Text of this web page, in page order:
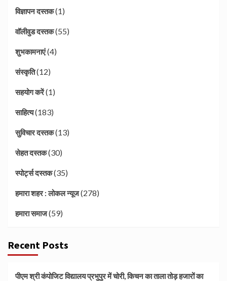
विज्ञापन दस्तक(1)
वॉलीवुड दस्तक(55)
शुभकामनाएं(4)
संस्कृति(12)
सहयोग करें(1)
साहित्य(183)
सुविचार दस्तक(13)
सेहत दस्तक(30)
स्पोर्ट्स दस्तक(35)
हमारा शहर : लोकल न्यूज(278)
हमारा समाज(59)
Recent Posts
पीएम श्री कंपोजिट विद्यालय प्रभुपुर में चोरी, किचन का ताला तोड़ हजारों का